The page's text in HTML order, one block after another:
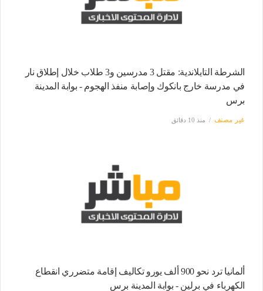
الشرطة التايلاندية: مقتل 3 مدرسين و3 طلاب خلال إطلاق نار
في مدرسة خارج بانكوك وإصابة منفذ الهجوم - بوابة المدينة
برس
غير مصنف منذ 10 دقائق
ألمانيا ترد نحو 900 ألف يورو تكاليف إقامة متضرري انقطاع
الكهرباء في برلين - بوابة المدينة برس